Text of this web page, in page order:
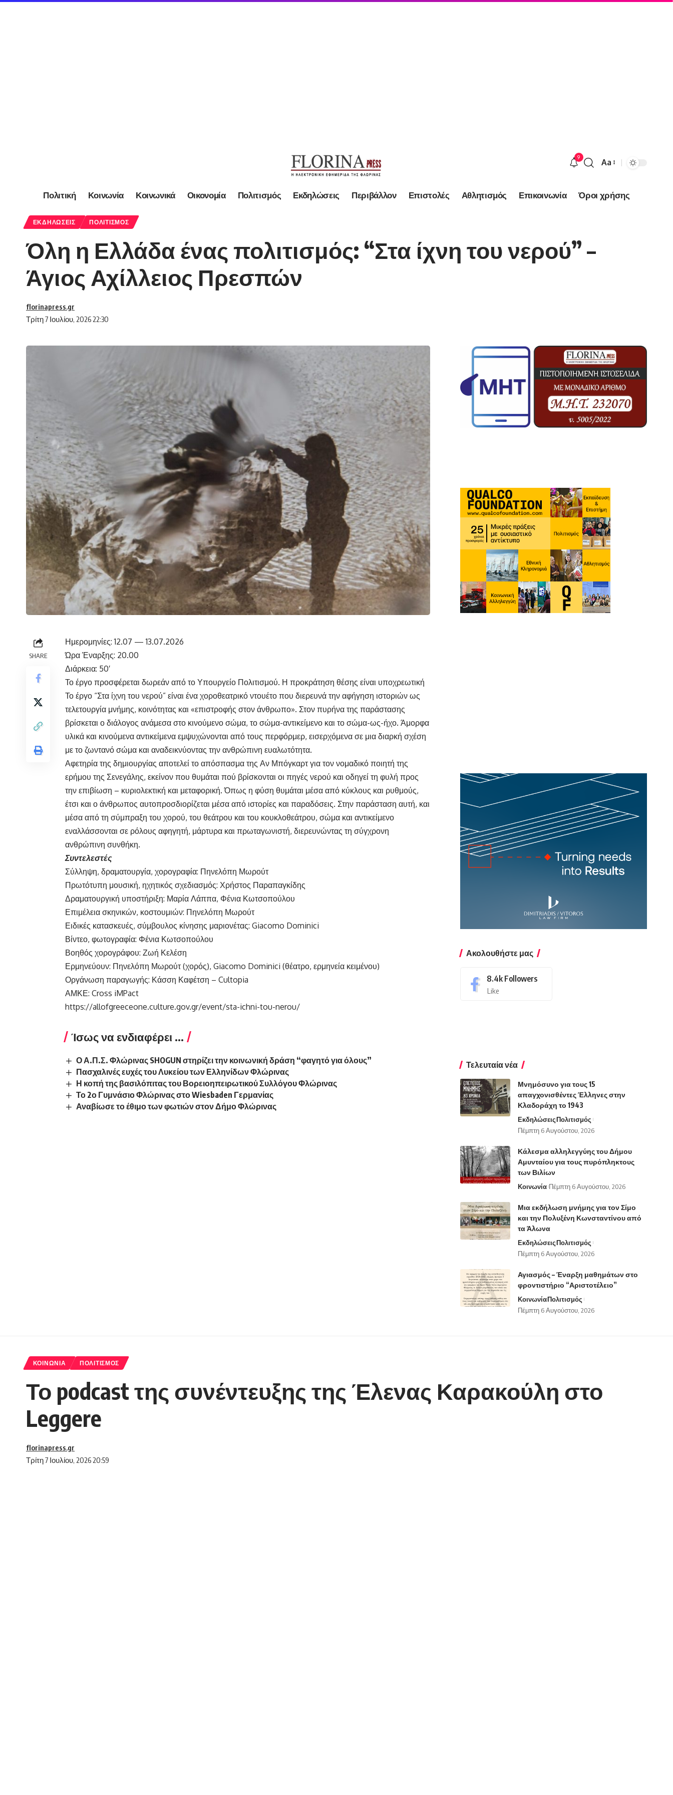
9
Font
Aa
Πολιτική Κοινωνία Κοινωνικά Οικονομία Πολιτισμός Εκδηλώσεις Περιβάλλον Επιστολές Αθλητισμός Επικοινωνία Όροι χρήσης
ΕΚΔΗΛΏΣΕΙΣ ΠΟΛΙΤΙΣΜΌΣ
Όλη η Ελλάδα ένας πολιτισμός: “Στα ίχνη του νερού” –
Άγιος Αχίλλειος Πρεσπών
Τρίτη 7 Ιουλίου, 2026 22:30
florinapress.gr
SHARE
Ημερομηνίες: 12.07 — 13.07.2026
Ώρα Έναρξης: 20.00
Διάρκεια: 50′
Το έργο προσφέρεται δωρεάν από το Υπουργείο Πολιτισμού. Η προκράτηση θέσης είναι υποχρεωτική
Το έργο “Στα ίχνη του νερού” είναι ένα χοροθεατρικό ντουέτο που διερευνά την αφήγηση ιστοριών ως
τελετουργία μνήμης, κοινότητας και «επιστροφής στον άνθρωπο». Στον πυρήνα της παράστασης
βρίσκεται ο διάλογος ανάμεσα στο κινούμενο σώμα, το σώμα-αντικείμενο και το σώμα-ως-ήχο. Άμορφα
υλικά και κινούμενα αντικείμενα εμψυχώνονται από τους περφόρμερ, εισερχόμενα σε μια διαρκή σχέση
με το ζωντανό σώμα και αναδεικνύοντας την ανθρώπινη ευαλωτότητα.
Αφετηρία της δημιουργίας αποτελεί το απόσπασμα της Αν Μπόγκαρτ για τον νομαδικό ποιητή της
ερήμου της Σενεγάλης, εκείνον που θυμάται πού βρίσκονται οι πηγές νερού και οδηγεί τη φυλή προς
την επιβίωση – κυριολεκτική και μεταφορική. Όπως η φύση θυμάται μέσα από κύκλους και ρυθμούς,
έτσι και ο άνθρωπος αυτοπροσδιορίζεται μέσα από ιστορίες και παραδόσεις. Στην παράσταση αυτή, και
μέσα από τη σύμπραξη του χορού, του θεάτρου και του κουκλοθεάτρου, σώμα και αντικείμενο
εναλλάσσονται σε ρόλους αφηγητή, μάρτυρα και πρωταγωνιστή, διερευνώντας τη σύγχρονη
ανθρώπινη συνθήκη.
Συντελεστές
Σύλληψη, δραματουργία, χορογραφία: Πηνελόπη Μωρούτ
Πρωτότυπη μουσική, ηχητικός σχεδιασμός: Χρήστος Παραπαγκίδης
Δραματουργική υποστήριξη: Μαρία Λάππα, Φένια Κωτσοπούλου
Επιμέλεια σκηνικών, κοστουμιών: Πηνελόπη Μωρούτ
Ειδικές κατασκευές, σύμβουλος κίνησης μαριονέτας: Giacomo Dominici
Βίντεο, φωτογραφία: Φένια Κωτσοπούλου
Βοηθός χορογράφου: Ζωή Κελέση
Ερμηνεύουν: Πηνελόπη Μωρούτ (χορός), Giacomo Dominici (θέατρο, ερμηνεία κειμένου)
Οργάνωση παραγωγής: Κάσση Καφέτση – Cultopia
ΑΜΚΕ: Cross iMPact
https://allofgreeceone.culture.gov.gr/event/sta-ichni-tou-nerou/
Ίσως να ενδιαφέρει ...
Ο Α.Π.Σ. Φλώρινας SHOGUN στηρίζει την κοινωνική δράση “φαγητό για όλους”
Πασχαλινές ευχές του Λυκείου των Ελληνίδων Φλώρινας
Η κοπή της βασιλόπιτας του Βορειοηπειρωτικού Συλλόγου Φλώρινας
Το 2ο Γυμνάσιο Φλώρινας στο Wiesbaden Γερμανίας
Αναβίωσε το έθιμο των φωτιών στον Δήμο Φλώρινας
Ακολουθήστε μας
8.4k Followers
Like
Τελευταία νέα
Μνημόσυνο για τους 15
απαγχονισθέντες Έλληνες στην
Κλαδοράχη το 1943
ΕκδηλώσειςΠολιτισμός
Πέμπτη 6 Αυγούστου, 2026
Κάλεσμα αλληλεγγύης του Δήμου
Αμυνταίου για τους πυρόπληκτους
των Βιλίων
Κοινωνία Πέμπτη 6 Αυγούστου, 2026
Μια εκδήλωση μνήμης για τον Σίμο
και την Πολυξένη Κωνσταντίνου από
τα Άλωνα
ΕκδηλώσειςΠολιτισμός
Πέμπτη 6 Αυγούστου, 2026
Αγιασμός – Έναρξη μαθημάτων στο
φροντιστήριο “Αριστοτέλειο”
ΚοινωνίαΠολιτισμός
Πέμπτη 6 Αυγούστου, 2026
ΚΟΙΝΩΝΊΑ ΠΟΛΙΤΙΣΜΌΣ
Το podcast της συνέντευξης της Έλενας Καρακούλη στο
Leggere
Τρίτη 7 Ιουλίου, 2026 20:59
florinapress.gr